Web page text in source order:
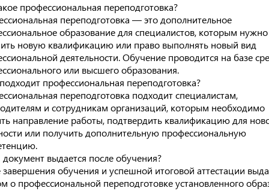
профессиональная переподготовка?
переподготовка — это дополнительное
образование для специалистов, которым нужно
новую квалификацию или право выполнять новый вид
деятельности. Обучение проводится на базе
или высшего образования.
профессиональная переподготовка?
переподготовка подходит специалистам,
и сотрудникам организаций, которым необходимо
направление работы, подтвердить квалификацию для
или получить дополнительную профессиональную
выдается после обучения?
обучения и успешной итоговой аттестации
о профессиональной переподготовке установленного